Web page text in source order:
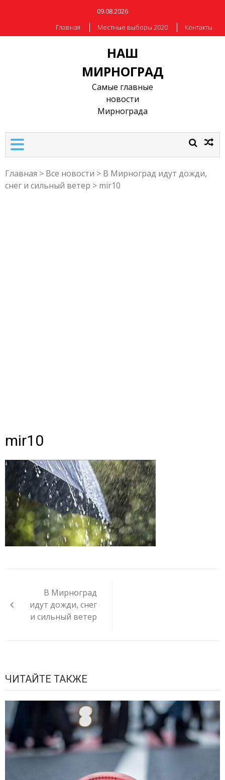
09.08.2026
Главная
Местные выборы 2020 Контакты
НАШ
МИРНОГРАД
Самые главные
новости
Мирнограда
Главная > Все новости > В Мирноград идут дожди,
снег и сильный ветер > mir10
mir10
записям
В Мирноград
идут дожди, снег
и сильный ветер
ЧИТАЙТЕ ТАКЖЕ